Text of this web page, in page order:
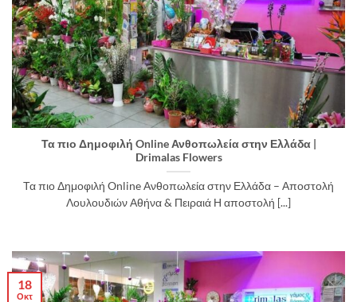
Τα πιο Δημοφιλή Online Ανθοπωλεία στην Ελλάδα |
Drimalas Flowers
Τα πιο Δημοφιλή Online Ανθοπωλεία στην Ελλάδα – Αποστολή
Λουλουδιών Αθήνα & Πειραιά Η αποστολή [...]
18
Οκτ